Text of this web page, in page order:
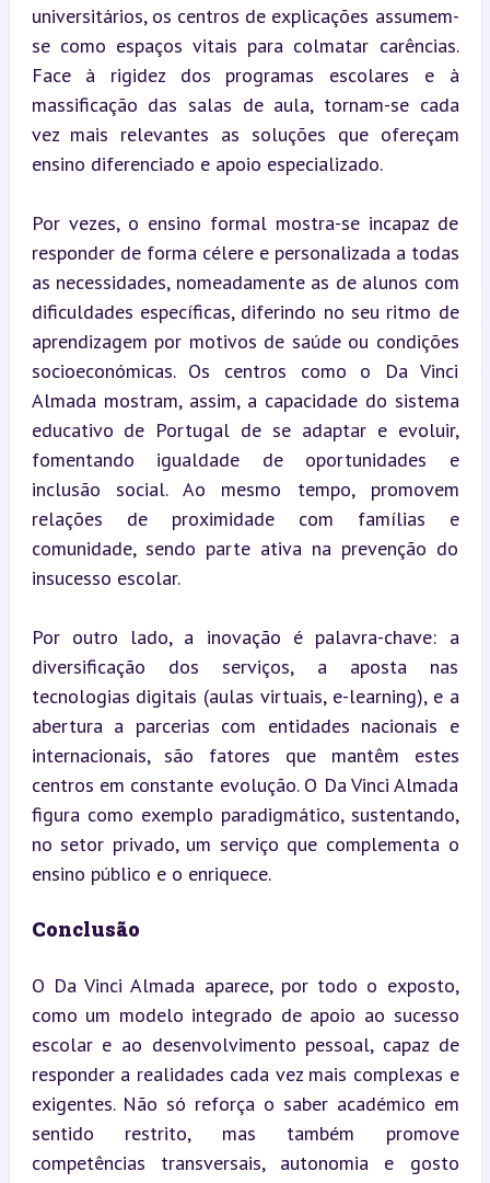
universitários, os centros de explicações assumem-
se como espaços vitais para colmatar carências.
Face à rigidez dos programas escolares e à
massificação das salas de aula, tornam-se cada
vez mais relevantes as soluções que ofereçam
ensino diferenciado e apoio especializado.
Por vezes, o ensino formal mostra-se incapaz de
responder de forma célere e personalizada a todas
as necessidades, nomeadamente as de alunos com
dificuldades específicas, diferindo no seu ritmo de
aprendizagem por motivos de saúde ou condições
socioeconómicas. Os centros como o Da Vinci
Almada mostram, assim, a capacidade do sistema
educativo de Portugal de se adaptar e evoluir,
fomentando igualdade de oportunidades e
inclusão social. Ao mesmo tempo, promovem
relações de proximidade com famílias e
comunidade, sendo parte ativa na prevenção do
insucesso escolar.
Por outro lado, a inovação é palavra-chave: a
diversificação dos serviços, a aposta nas
tecnologias digitais (aulas virtuais, e-learning), e a
abertura a parcerias com entidades nacionais e
internacionais, são fatores que mantêm estes
centros em constante evolução. O Da Vinci Almada
figura como exemplo paradigmático, sustentando,
no setor privado, um serviço que complementa o
ensino público e o enriquece.
Conclusão
O Da Vinci Almada aparece, por todo o exposto,
como um modelo integrado de apoio ao sucesso
escolar e ao desenvolvimento pessoal, capaz de
responder a realidades cada vez mais complexas e
exigentes. Não só reforça o saber académico em
sentido restrito, mas também promove
competências transversais, autonomia e gosto